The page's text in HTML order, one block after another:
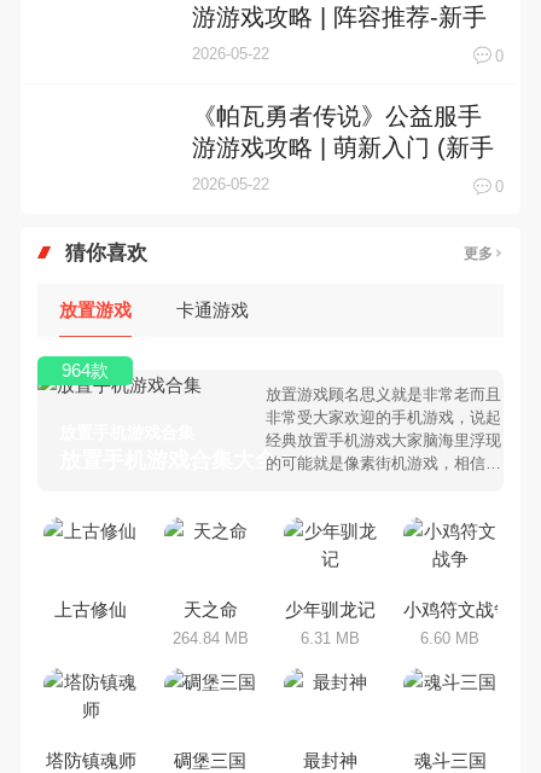
游游戏攻略 | 阵容推荐-新手
阵容
2026-05-22 0
《帕瓦勇者传说》公益服手
游游戏攻略 | 萌新入门 (新手
期)
2026-05-22 0
猜你喜欢 更多
放置游戏 卡通游戏
放置手机游戏合集大全 >
放置游戏顾名思义就是非常老而且
非常受大家欢迎的手机游戏，说起
经典放置手机游戏大家脑海里浮现
的可能就是像素街机游戏，相信很
置手机游戏有哪些呢？游戏今天，
乐途下载站小编芒果味的怪咖给大
集，欢迎大家前来选择下载体验
964款
上古修仙 天之命
264.84 MB
少年驯龙记
6.31 MB
小鸡符文战争
6.60 MB
塔防镇魂师 碉堡三国 最封神 魂斗三国